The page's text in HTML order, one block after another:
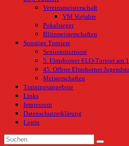
Vereinsmeisterschaft
VM Vorjahre
Pokalsieger
Blitzmeisterschaften
Sonstige Turniere
Seniorenturniere
5. Elmshorner ELO-Turnier am
45. Offene Elmshorner
Meisterschaften
Trainingsangebote
Links
Impressum
Datenschutzerklärung
Login